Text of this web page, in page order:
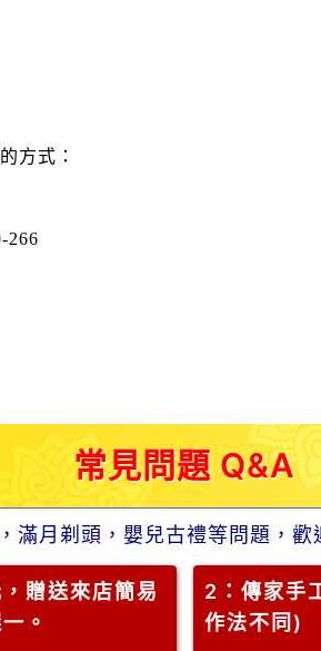
方式：
266
常見問題 Q&A
滿月剃頭，嬰兒古禮等問題，歡
贈送來店簡易
。
2 ：傳家手
作法不同)